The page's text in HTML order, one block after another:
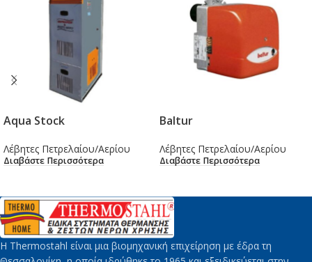
Aqua Stock
Λέβητες Πετρελαίου/Αερίου
Διαβάστε Περισσότερα
Baltur
Λέβητες Πετρελαίου/Αερίου
Διαβάστε Περισσότερα
H Thermostahl είναι μια βιομηχανική επιχείρηση με έδρα τη